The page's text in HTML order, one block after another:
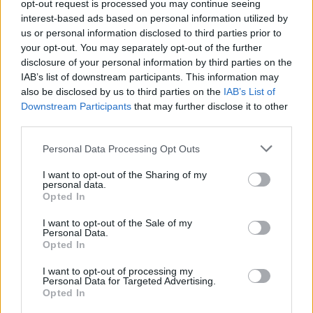
opt-out request is processed you may continue seeing
interest-based ads based on personal information utilized by
us or personal information disclosed to third parties prior to
your opt-out. You may separately opt-out of the further
disclosure of your personal information by third parties on the
IAB’s list of downstream participants. This information may
also be disclosed by us to third parties on the IAB’s List of
Downstream Participants that may further disclose it to other
Personal Data Processing Opt Outs
I want to opt-out of the Sharing of my
personal data.
Opted In
I want to opt-out of the Sale of my
Personal Data.
Opted In
I want to opt-out of processing my
Personal Data for Targeted Advertising.
Opted In
MUSICAL - "Lucy e il Mistero della Magia
Perduta", dal 18 novembre al 7 gennaio
presso il Gran Teatro Alberto Sordi a
Valmontone
15.07 19:44 -
FOTO SHOW + VIDEO - "Alberto Sordi
Family Award 2023", riconoscimento ideato
da Igor Righetti, ecco i premiati
A VALMONTONE - Grande successo a
MagicLand per la mostra "Alberto Sordi
segreto" curata da suo cugino Igor
Righetti
A VALMONTONE - Igor Righetti inaugura a
MagicLand una mostra e un teatro in
ricordo di suo cugino Alberto Sordi sabato
23.02 17:14 -
IL RICORDO - Anniversario Alberto Sordi,